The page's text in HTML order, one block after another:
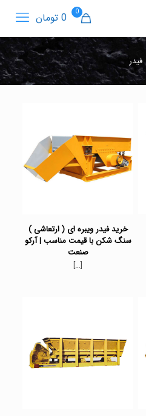
0 0 تومان
فیدر
خرید فیدر ویبره ای ( ارتعاشی )
سنگ شکن با قیمت مناسب | آرکو
صنعت
[…]